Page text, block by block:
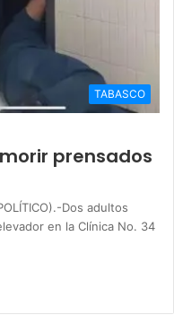
TABASCO
prensados
Dos adultos
en la Clínica No. 34